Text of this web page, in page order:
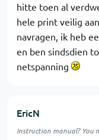
hitte toen al
hele print veilig
navragen, ik heb
en ben sindsdien
netspanning
EricN
Instruction manual? You